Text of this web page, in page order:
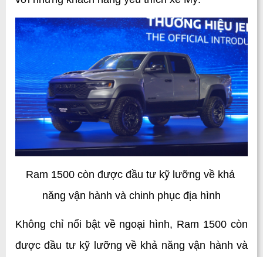
Ram 1500 còn được đầu tư kỹ lưỡng về khả
năng vận hành và chinh phục địa hình
Không chỉ nổi bật về ngoại hình, Ram 1500 còn
được đầu tư kỹ lưỡng về khả năng vận hành và